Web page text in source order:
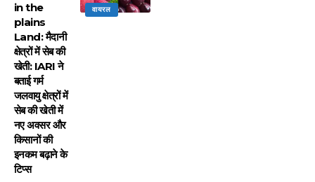
वायरल
in the
plains
Land: मैदानी
क्षेत्रों में सेब की
खेती: IARI ने
बताई गर्म
जलवायु क्षेत्रों में
सेब की खेती में
नए अवसर और
किसानों की
इनकम बढ़ाने के
टिप्स